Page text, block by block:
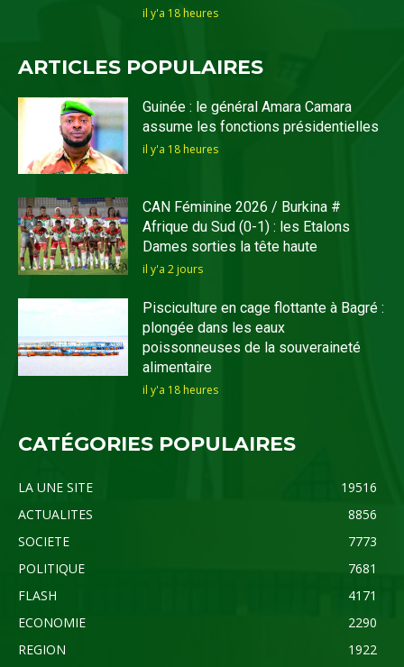
il y'a 18 heures
ARTICLES POPULAIRES
Guinée : le général Amara Camara
assume les fonctions présidentielles
il y'a 18 heures
CAN Féminine 2026 / Burkina #
Afrique du Sud (0-1) : les Etalons
Dames sorties la tête haute
il y'a 2 jours
Pisciculture en cage flottante à Bagré :
plongée dans les eaux
poissonneuses de la souveraineté
alimentaire
il y'a 18 heures
CATÉGORIES POPULAIRES
LA UNE SITE
19516
ACTUALITES
8856
SOCIETE
7773
POLITIQUE
7681
FLASH
4171
ECONOMIE
2290
REGION
1922